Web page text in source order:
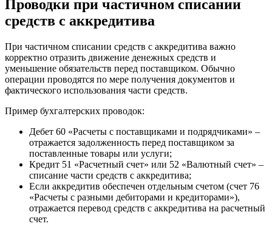
Проводки при частичном списании
средств с аккредитива
При частичном списании средств с аккредитива важно
корректно отразить движение денежных средств и
уменьшение обязательств перед поставщиком. Обычно
операции проводятся по мере получения документов и
фактического использования части средств.
Пример бухгалтерских проводок:
Дебет 60 «Расчеты с поставщиками и подрядчиками» –
отражается задолженность перед поставщиком за
поставленные товары или услуги;
Кредит 51 «Расчетный счет» или 52 «Валютный счет» –
списание части средств с аккредитива;
Если аккредитив обеспечен отдельным счетом (счет 76
«Расчеты с разными дебиторами и кредиторами»),
отражается перевод средств с аккредитива на расчетный
счет.